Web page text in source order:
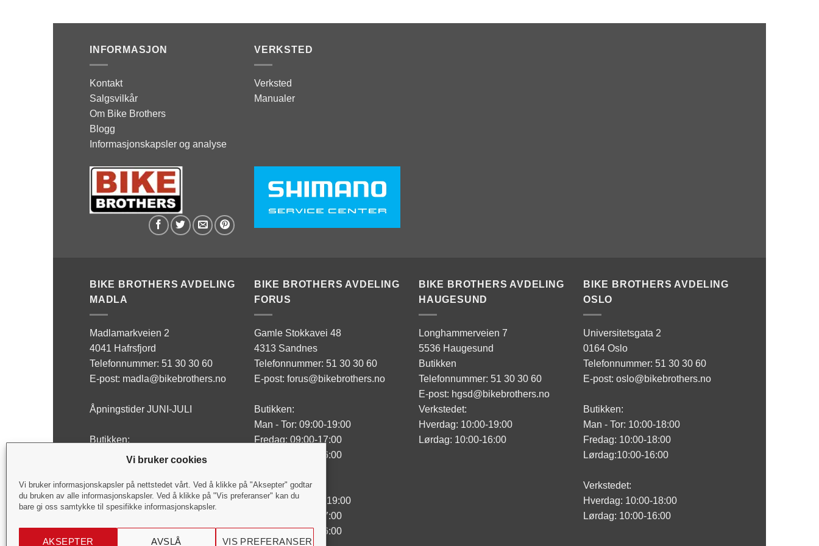
Vi bruker cookies
Vi bruker informasjonskapsler på nettstedet vårt. Ved å klikke på "Aksepter" godtar
du bruken av alle informasjonskapsler. Ved å klikke på "Vis preferanser" kan du
bare gi oss samtykke til spesifikke informasjonskapsler.
AKSEPTER AVSLÅ VIS PREFERANSER
INFORMASJON
Kontakt
Salgsvilkår
Om Bike Brothers
Blogg
Informasjonskapsler og analyse
VERKSTED
Verksted
Manualer
BIKE BROTHERS AVDELING
MADLA
Madlamarkveien 2
4041 Hafrsfjord
Telefonnummer: 51 30 30 60
E-post: madla@bikebrothers.no
Åpningstider JUNI-JULI
Butikken:
Man - Fre: 10:00-17:00
Verksted:
Lørdag: Stengt
BIKE BROTHERS AVDELING
FORUS
Gamle Stokkavei 48
4313 Sandnes
Telefonnummer: 51 30 30 60
E-post: forus@bikebrothers.no
Butikken:
Man - Tor: 09:00-19:00
Fredag: 09:00-17:00
Lørdag: 10:00-16:00
Verksted:
Man - Tor: 09:00-19:00
Fredag: 09:00-17:00
Lørdag: 10:00-16:00
BIKE BROTHERS AVDELING
HAUGESUND
Longhammerveien 7
5536 Haugesund
Butikken
Telefonnummer: 51 30 30 60
E-post: hgsd@bikebrothers.no
Verkstedet:
Hverdag: 10:00-19:00
Lørdag: 10:00-16:00
BIKE BROTHERS AVDELING
OSLO
Universitetsgata 2
0164 Oslo
Telefonnummer: 51 30 30 60
E-post: oslo@bikebrothers.no
Butikken:
Man - Tor: 10:00-18:00
Fredag: 10:00-18:00
Lørdag:10:00-16:00
Verkstedet:
Hverdag: 10:00-18:00
Lørdag: 10:00-16:00